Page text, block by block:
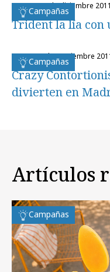
Campañas
martes, 27 de diciembre 2011
Trident la lía con
Campañas
lunes, 19 de septiembre
Crazy
divierten en
Artículos
Campañas